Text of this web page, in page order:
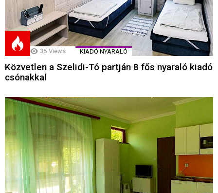
36 Views KIADÓ NYARALÓ
Közvetlen a Szelidi-Tó partján 8 fős nyaraló kiadó
csónakkal